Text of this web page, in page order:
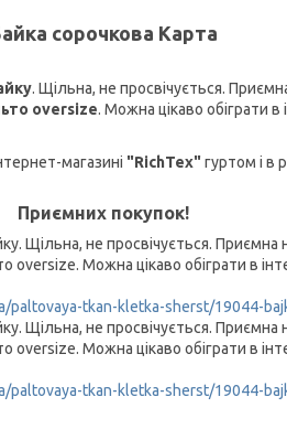
сорочкова Карта
. Щільна, не просвічується.
oversize. Можна цікаво обіграти в
магазині "RichTex" гуртом і в
Приємних покупок!
Щільна, не просвічується. Приємна
Можна цікаво обіграти в
paltovaya-tkan-kletka-sherst/19044-
Щільна, не просвічується. Приємна
Можна цікаво обіграти в
paltovaya-tkan-kletka-sherst/19044-